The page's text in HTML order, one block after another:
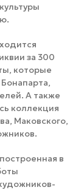
за 300
которые
А также
коллекция
Маковского,
в